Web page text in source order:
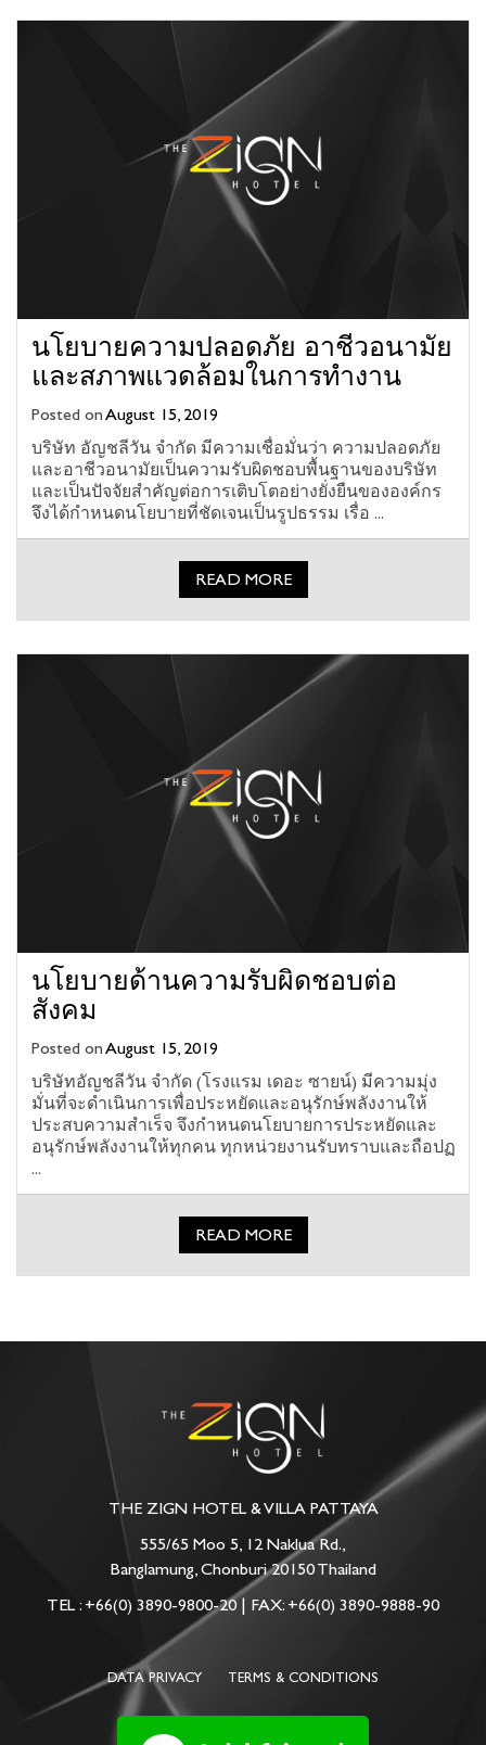
นโยบายความปลอดภัย อาชีวอนามัย
และสภาพแวดล้อมในการทำงาน
Posted onAugust 15, 2019
บริษัท อัญชลีวัน จำกัด มีความเชื่อมั่นว่า ความปลอดภัย
และอาชีวอนามัยเป็นความรับผิดชอบพื้นฐานของบริษัท
และเป็นปัจจัยสำคัญต่อการเติบโตอย่างยั่งยืนขององค์กร
จึงได้กำหนดนโยบายที่ชัดเจนเป็นรูปธรรม เรื่อ ...
READ MORE
นโยบายด้านความรับผิดชอบต่อ
สังคม
Posted onAugust 15, 2019
บริษัทอัญชลีวัน จำกัด (โรงแรม เดอะ ซายน์) มีความมุ่ง
มั่นที่จะดำเนินการเพื่อประหยัดและอนุรักษ์พลังงานให้
ประสบความสำเร็จ จึงกำหนดนโยบายการประหยัดและ
อนุรักษ์พลังงานให้ทุกคน ทุกหน่วยงานรับทราบและถือปฏ
...
READ MORE
THE ZIGN HOTEL & VILLA PATTAYA
555/65 Moo 5, 12 Naklua Rd.,
Banglamung, Chonburi 20150 Thailand
TEL : +66(0) 3890-9800-20| FAX: +66(0) 3890-9888-90
DATA PRIVACY TERMS & CONDITIONS